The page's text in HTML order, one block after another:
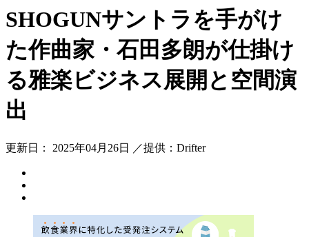
SHOGUNサントラを手がけ
た作曲家・石田多朗が仕掛け
る雅楽ビジネス展開と空間演
出
更新日： 2025年04月26日 ／提供：Drifter